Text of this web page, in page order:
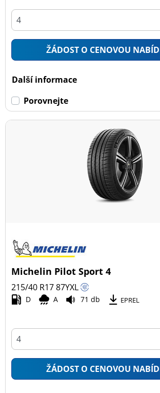
Zemědělská technika (0)
Dojezdové
Dojezdové (0)
Ne dojezdové (37)
ŽÁDOST O CENOVOU
Další informace
Porovnejte
Michelin Pilot Sport 4
215/40 R1787YXL
D A 71 db EPREL
ŽÁDOST O CENOVOU